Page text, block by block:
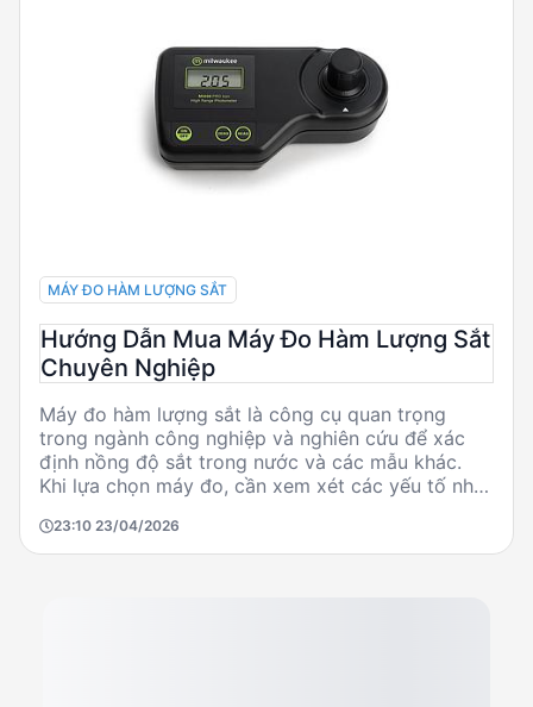
MÁY ĐO HÀM LƯỢNG SẮT
Hướng Dẫn Mua Máy Đo Hàm Lượng Sắt
Chuyên Nghiệp
Máy đo hàm lượng sắt là công cụ quan trọng
trong ngành công nghiệp và nghiên cứu để xác
định nồng độ sắt trong nước và các mẫu khác.
Khi lựa chọn máy đo, cần xem xét các yếu tố như
xuất uy tín như HANNA, HACH, và Aqualabo cung
cấp nhiều lựa chọn phù hợp với nhu cầu khác
23:10 23/04/2026